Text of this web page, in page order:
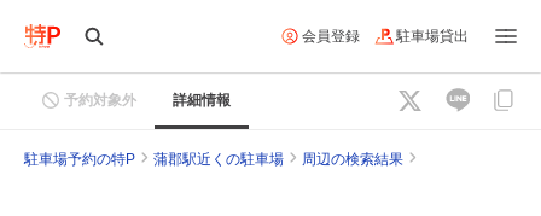
会員登録 駐車場貸出
予約対象外 詳細情報
駐車場予約の特P 蒲郡駅近くの駐車場 周辺の検索結果